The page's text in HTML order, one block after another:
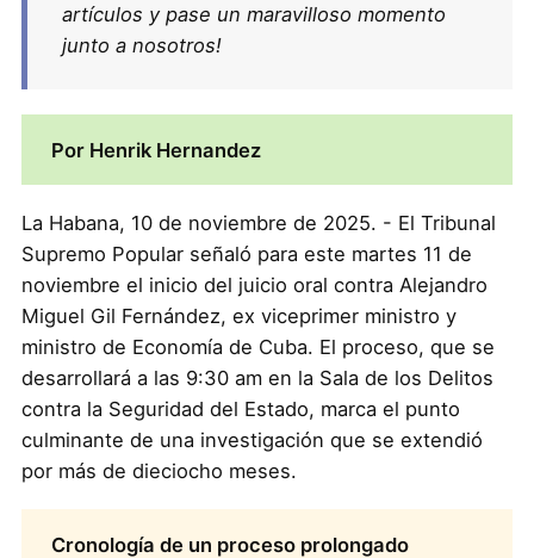
artículos y pase un maravilloso momento
junto a nosotros!
Por Henrik Hernandez
La Habana, 10 de noviembre de 2025. - El Tribunal
Supremo Popular señaló para este martes 11 de
noviembre el inicio del juicio oral contra Alejandro
Miguel Gil Fernández, ex viceprimer ministro y
ministro de Economía de Cuba. El proceso, que se
desarrollará a las 9:30 am en la Sala de los Delitos
contra la Seguridad del Estado, marca el punto
culminante de una investigación que se extendió
por más de dieciocho meses.
Cronología de un proceso prolongado